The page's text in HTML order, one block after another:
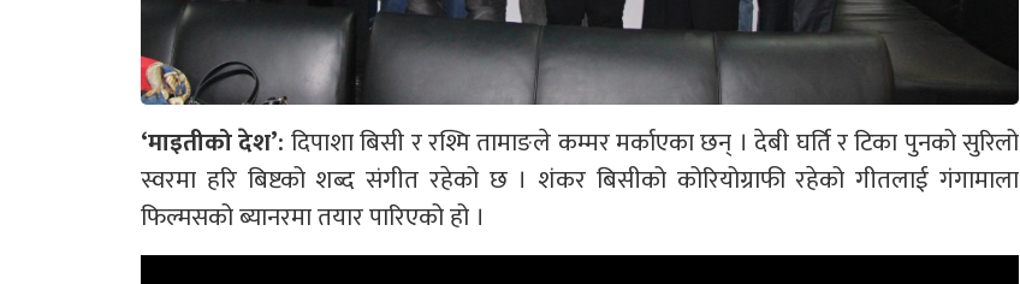
‘माइतीको देश’: दिपाशा बिसी र रश्मि तामाङले कम्मर मर्काएका छन् । देबी घर्ति र टिका पुनको सुरिलो
स्वरमा हरि बिष्टको शब्द संगीत रहेको छ । शंकर बिसीको कोरियोग्राफी रहेको गीतलाई गंगामाला
फिल्मसको ब्यानरमा तयार पारिएको हो ।